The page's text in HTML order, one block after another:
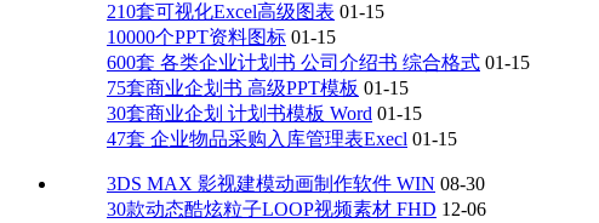
210套可视化Excel高级图表 01-15
10000个PPT资料图标 01-15
600套 各类企业计划书 公司介绍书 综合格式 01-15
75套商业企划书 高级PPT模板 01-15
30套商业企划 计划书模板 Word 01-15
47套 企业物品采购入库管理表Execl 01-15
3DS MAX 影视建模动画制作软件 WIN 08-30
30款动态酷炫粒子LOOP视频素材 FHD 12-06